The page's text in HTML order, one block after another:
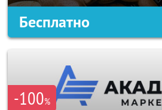
Бесплатно
-100%